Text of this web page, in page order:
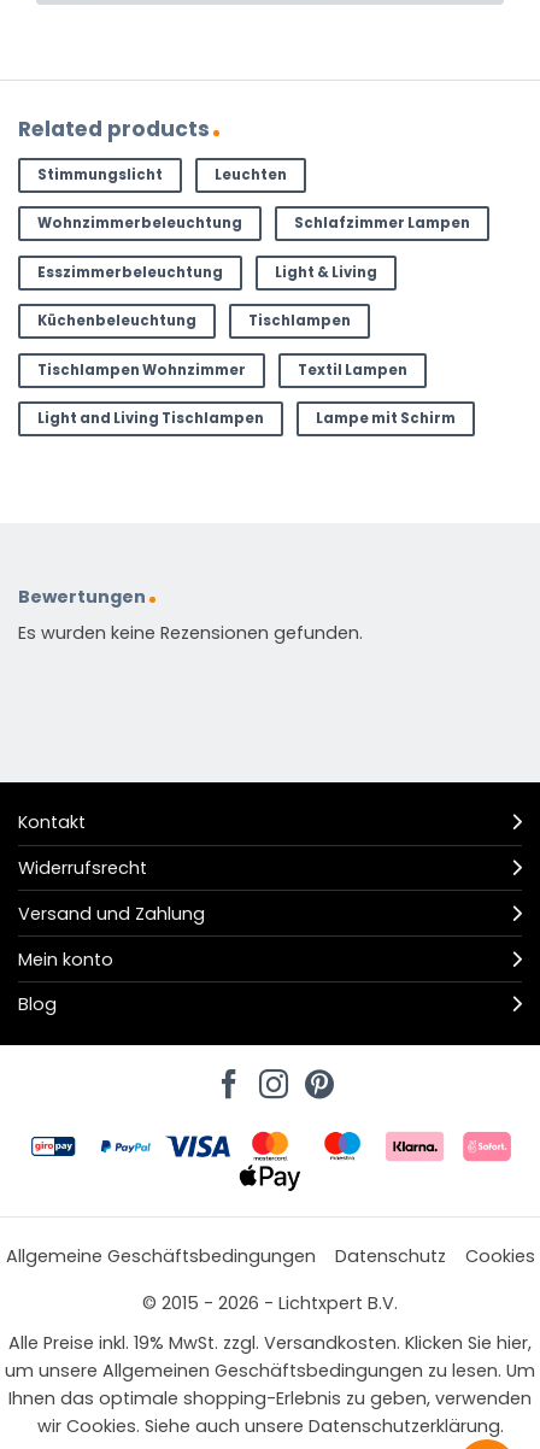
Related products
Stimmungslicht Leuchten
Wohnzimmerbeleuchtung Schlafzimmer Lampen
Esszimmerbeleuchtung Light & Living
Küchenbeleuchtung Tischlampen
Tischlampen Wohnzimmer Textil Lampen
Light and Living Tischlampen Lampe mit Schirm
Bewertungen
Es wurden keine Rezensionen gefunden.
Kontakt
Widerrufsrecht
Versand und Zahlung
Mein konto
Blog
Allgemeine Geschäftsbedingungen Datenschutz
Cookies
© 2015 - 2026 - Lichtxpert B.V.
Alle Preise inkl. 19% MwSt. zzgl. Versandkosten. Klicken Sie hier,
um unsere Allgemeinen Geschäftsbedingungen zu lesen. Um
Ihnen das optimale shopping-Erlebnis zu geben, verwenden
wir Cookies. Siehe auch unsere Datenschutzerklärung.